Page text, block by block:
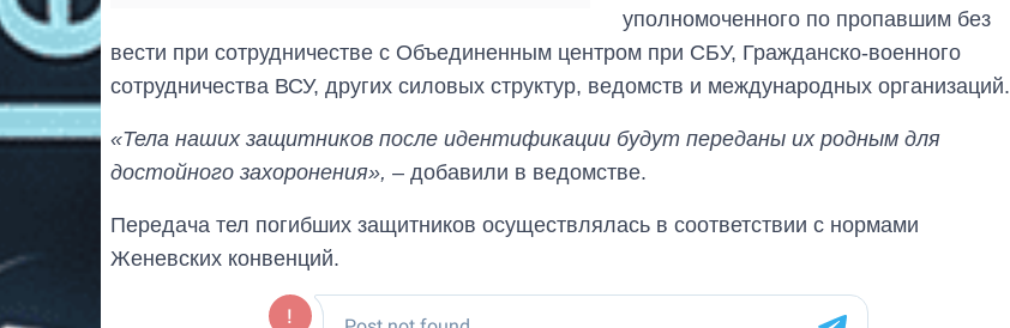
уполномоченного по пропавшим без
вести при сотрудничестве с Объединенным центром при СБУ, Гражданско-военного
сотрудничества ВСУ, других силовых структур, ведомств и международных организаций.
«Тела наших защитников после идентификации будут переданы их родным для
достойного захоронения», – добавили в ведомстве.
Передача тел погибших защитников осуществлялась в соответствии с нормами
Женевских конвенций.